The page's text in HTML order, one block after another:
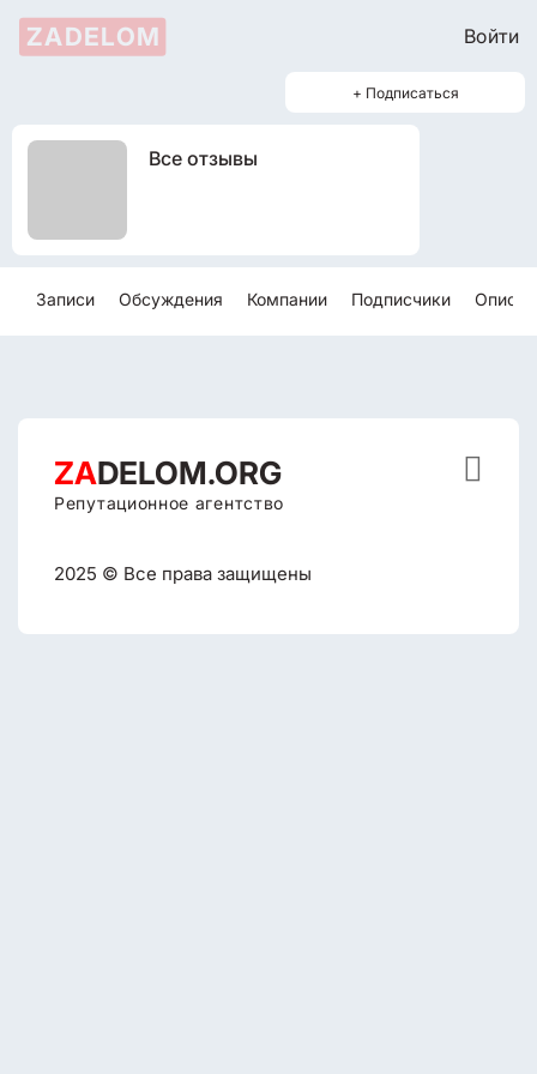
ZADELOM Войти
+ Подписаться
Все отзывы
Записи Обсуждения Компании Подписчики
ZADELOM.ORG
Репутационное агентство
2025 © Все права защищены
